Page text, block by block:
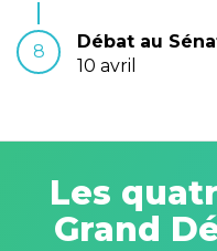
8
Débat au
10 avril
Les
Grand